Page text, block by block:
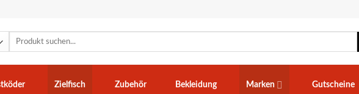
Suchen
Zielfisch Zubehör Bekleidung Marken Gutscheine